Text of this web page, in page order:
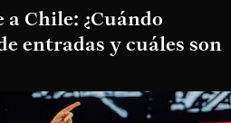
Chile: ¿Cuándo
entradas y cuáles son